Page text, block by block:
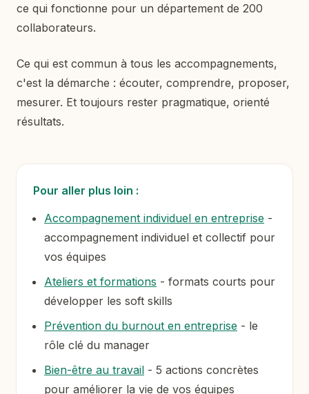
ce qui fonctionne pour un département de 200
collaborateurs.
Ce qui est commun à tous les accompagnements,
c'est la démarche : écouter, comprendre, proposer,
mesurer. Et toujours rester pragmatique, orienté
résultats.
Pour aller plus loin :
Accompagnement individuel en entreprise -
accompagnement individuel et collectif pour
vos équipes
Ateliers et formations - formats courts pour
développer les soft skills
Prévention du burnout en entreprise - le
rôle clé du manager
Bien-être au travail - 5 actions concrètes
pour améliorer la vie de vos équipes